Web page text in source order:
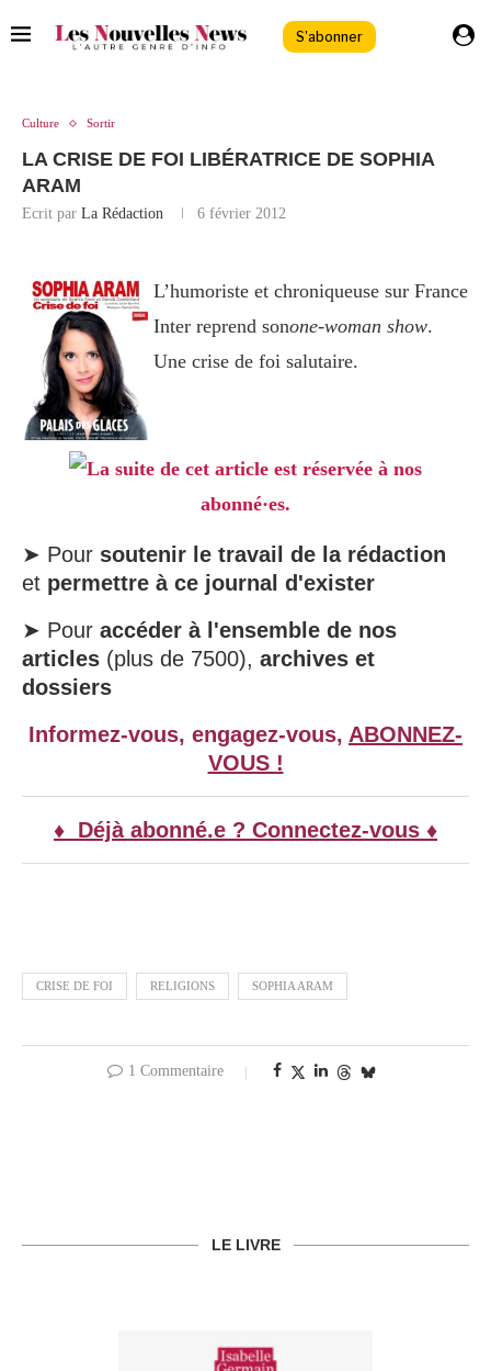
S'abonner
Culture Sortir
LA CRISE DE FOI LIBÉRATRICE DE SOPHIA
ARAM
Ecrit par La Rédaction 6 février 2012
L’humoriste et chroniqueuse sur France
Inter reprend sonone-woman show.
Une crise de foi salutaire.
La suite de cet article est réservée à nos
abonné·es.
➤ Pour soutenir le travail de la rédaction
et permettre à ce journal d'exister
➤ Pour accéder à l'ensemble de nos
articles (plus de 7500), archives et
dossiers
Informez-vous, engagez-vous, ABONNEZ-
VOUS !
♦ Déjà abonné.e ? Connectez-vous ♦
CRISE DE FOI RELIGIONS SOPHIA ARAM
1 Commentaire
LE LIVRE